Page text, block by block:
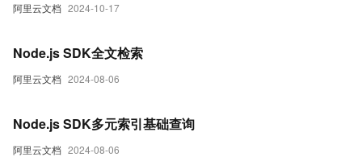
阿里云文档 2024-10-17
阿里云文档 2024-08-06
Node.js SDK全文检索
阿里云文档 2024-08-06
Node.js SDK多元索引基础查询